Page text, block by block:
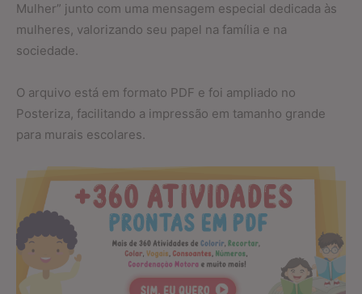
Mulher” junto com uma mensagem especial dedicada às
mulheres, valorizando seu papel na família e na
sociedade.
O arquivo está em formato PDF e foi ampliado no
Posteriza, facilitando a impressão em tamanho grande
para murais escolares.